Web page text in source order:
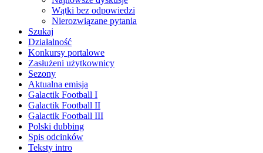
Wątki bez odpowiedzi
Nierozwiązane pytania
Szukaj
Działalność
Konkursy portalowe
Zasłużeni użytkownicy
Sezony
Aktualna emisja
Galactik Football I
Galactik Football II
Galactik Football III
Polski dubbing
Spis odcinków
Teksty intro